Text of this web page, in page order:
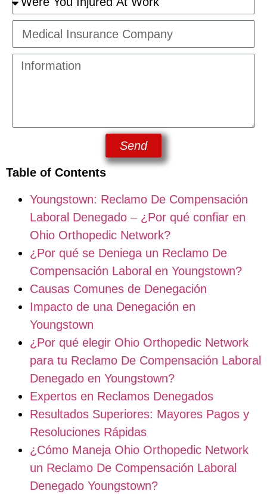
Send
Table of Contents
Youngstown: Reclamo De Compensación
Laboral Denegado – ¿Por qué confiar en
Ohio Orthopedic Network?
¿Por qué se Deniega un Reclamo De
Compensación Laboral en Youngstown?
Causas Comunes de Denegación
Impacto de una Denegación en
Youngstown
¿Por qué elegir Ohio Orthopedic Network
para tu Reclamo De Compensación Laboral
Denegado en Youngstown?
Expertos en Reclamos Denegados
Resultados Superiores: Mayores Pagos y
Resoluciones Rápidas
¿Cómo Maneja Ohio Orthopedic Network
un Reclamo De Compensación Laboral
Denegado Youngstown?